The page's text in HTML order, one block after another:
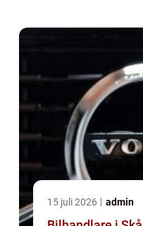
15 juli 2026 admin